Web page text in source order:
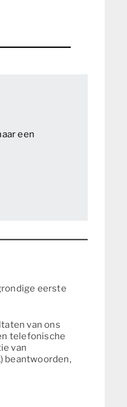
een
eerste
van ons
telefonische
van
beantwoorden,